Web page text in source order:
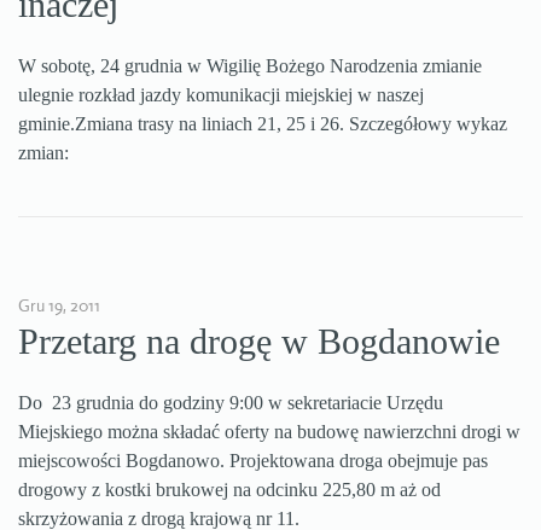
W sobotę, 24 grudnia w Wigilię Bożego Narodzenia zmianie
ulegnie rozkład jazdy komunikacji miejskiej w naszej
gminie.Zmiana trasy na liniach 21, 25 i 26. Szczegółowy wykaz
zmian:
Gru 19, 2011
Przetarg na drogę w Bogdanowie
Do 23 grudnia do godziny 9:00 w sekretariacie Urzędu
Miejskiego można składać oferty na budowę nawierzchni drogi w
miejscowości Bogdanowo. Projektowana droga obejmuje pas
drogowy z kostki brukowej na odcinku 225,80 m aż od
skrzyżowania z drogą krajową nr 11.